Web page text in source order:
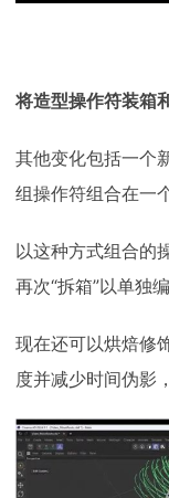
将造型操作符装箱
其他变化包括一个
组操作符组合在一
以这种方式组合的
再次“拆箱”以单独
现在还可以烘焙修
度并减少时间伪影